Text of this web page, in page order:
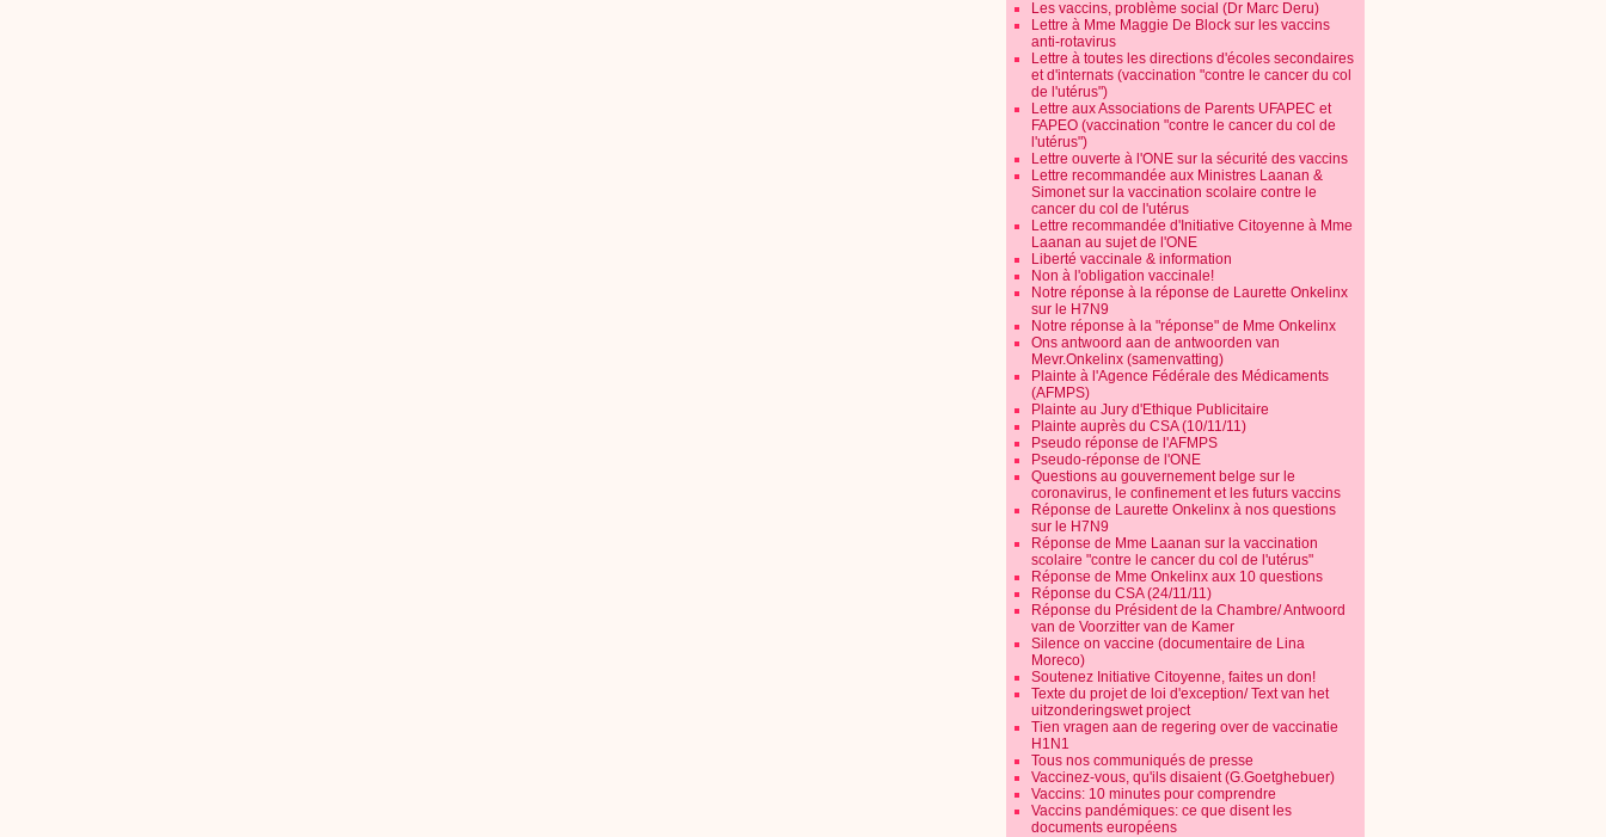
Les vaccins, problème social (Dr Marc Deru)
Lettre à Mme Maggie De Block sur les vaccins
anti-rotavirus
Lettre à toutes les directions d'écoles secondaires
et d'internats (vaccination "contre le cancer du col
de l'utérus")
Lettre aux Associations de Parents UFAPEC et
FAPEO (vaccination "contre le cancer du col de
l'utérus")
Lettre ouverte à l'ONE sur la sécurité des vaccins
Lettre recommandée aux Ministres Laanan &
Simonet sur la vaccination scolaire contre le
cancer du col de l'utérus
Lettre recommandée d'Initiative Citoyenne à Mme
Laanan au sujet de l'ONE
Liberté vaccinale & information
Non à l'obligation vaccinale!
Notre réponse à la réponse de Laurette Onkelinx
sur le H7N9
Notre réponse à la "réponse" de Mme Onkelinx
Ons antwoord aan de antwoorden van
Mevr.Onkelinx (samenvatting)
Plainte à l'Agence Fédérale des Médicaments
(AFMPS)
Plainte au Jury d'Ethique Publicitaire
Plainte auprès du CSA (10/11/11)
Pseudo réponse de l'AFMPS
Pseudo-réponse de l'ONE
Questions au gouvernement belge sur le
coronavirus, le confinement et les futurs vaccins
Réponse de Laurette Onkelinx à nos questions
sur le H7N9
Réponse de Mme Laanan sur la vaccination
scolaire "contre le cancer du col de l'utérus"
Réponse de Mme Onkelinx aux 10 questions
Réponse du CSA (24/11/11)
Réponse du Président de la Chambre/ Antwoord
van de Voorzitter van de Kamer
Silence on vaccine (documentaire de Lina
Moreco)
Soutenez Initiative Citoyenne, faites un don!
Texte du projet de loi d'exception/ Text van het
uitzonderingswet project
Tien vragen aan de regering over de vaccinatie
H1N1
Tous nos communiqués de presse
Vaccinez-vous, qu'ils disaient (G.Goetghebuer)
Vaccins: 10 minutes pour comprendre
Vaccins pandémiques: ce que disent les
documents européens